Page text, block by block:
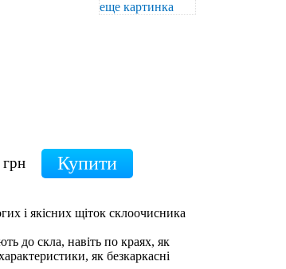
грн
і якісних щіток склоочисника
до скла, навіть по краях, як
як безкаркасні